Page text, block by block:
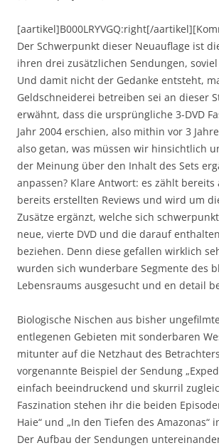
[aartikel]B000LRYVGQ:right[/
Der Schwerpunkt dieser Neuauflage ist
ihren drei zusätzlichen Sendungen,
Und damit nicht der Gedanke entsteht,
Geldschneiderei betreiben sei an dieser
erwähnt, dass die ursprüngliche 3-DVD
Jahr 2004 erschien, also mithin vor 3
also getan, was müssen wir hinsichtlich
der Meinung über den Inhalt des Sets
anpassen? Klare Antwort: es zählt bereits
bereits erstellten Reviews und wird um
Zusätze ergänzt, welche sich
neue, vierte DVD und die darauf
beziehen. Denn diese gefallen wirklich
wurden sich wunderbare Segmente des
Lebensraums ausgesucht und en detail
Biologische Nischen aus bisher
entlegenen Gebieten mit sonderbaren
mitunter auf die Netzhaut des
vorgenannte Beispiel der Sendung
einfach beeindruckend und skurril
Faszination stehen ihr die beiden
Haie“ und „In den Tiefen des Amazonas“
Der Aufbau der Sendungen